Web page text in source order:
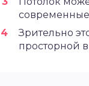
Зрительно
просторной